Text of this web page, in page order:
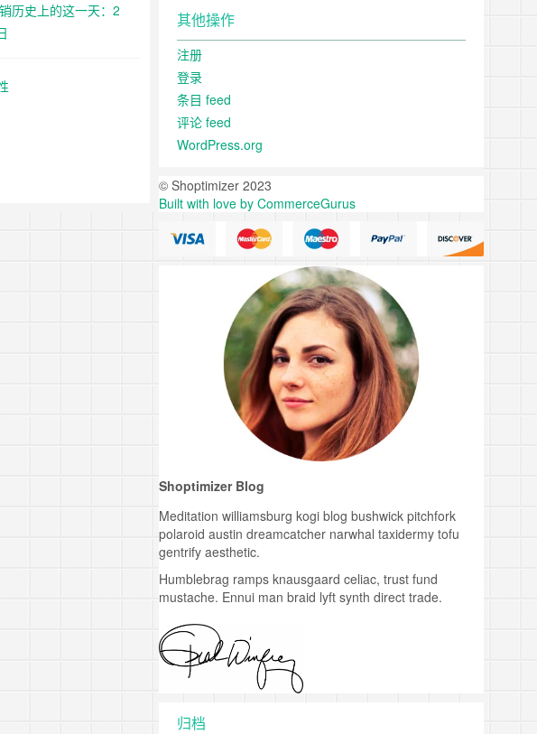
历史上的这一天：2
其他操作
注册
登录
条目 feed
评论 feed
WordPress.org
© Shoptimizer 2023
Built with love by CommerceGurus
Shoptimizer Blog
Meditation williamsburg kogi blog bushwick pitchfork
polaroid austin dreamcatcher narwhal taxidermy tofu
gentrify aesthetic.
Humblebrag ramps knausgaard celiac, trust fund
mustache. Ennui man braid lyft synth direct trade.
归档